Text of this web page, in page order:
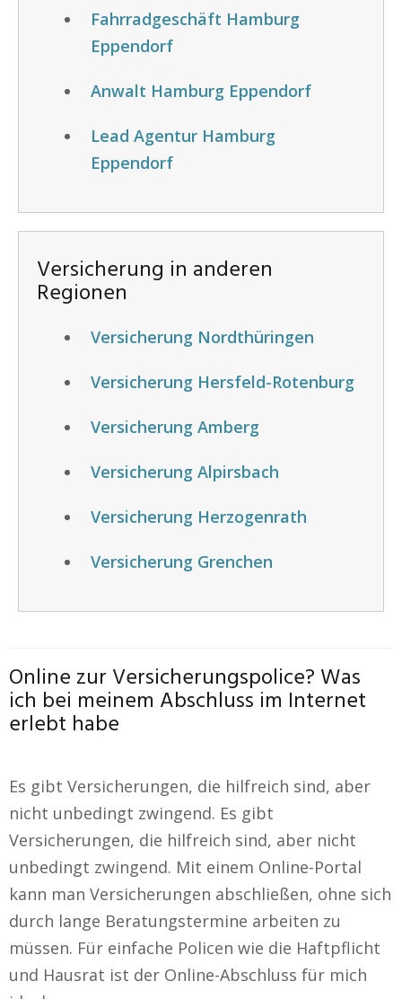
Fahrradgeschäft Hamburg
Eppendorf
Anwalt Hamburg Eppendorf
Lead Agentur Hamburg
Eppendorf
Versicherung in anderen
Regionen
Versicherung Nordthüringen
Versicherung Hersfeld-Rotenburg
Versicherung Amberg
Versicherung Alpirsbach
Versicherung Herzogenrath
Versicherung Grenchen
Online zur Versicherungspolice? Was
ich bei meinem Abschluss im Internet
erlebt habe
Es gibt Versicherungen, die hilfreich sind, aber
nicht unbedingt zwingend. Es gibt
Versicherungen, die hilfreich sind, aber nicht
unbedingt zwingend. Mit einem Online-Portal
kann man Versicherungen abschließen, ohne sich
durch lange Beratungstermine arbeiten zu
müssen. Für einfache Policen wie die Haftpflicht
und Hausrat ist der Online-Abschluss für mich